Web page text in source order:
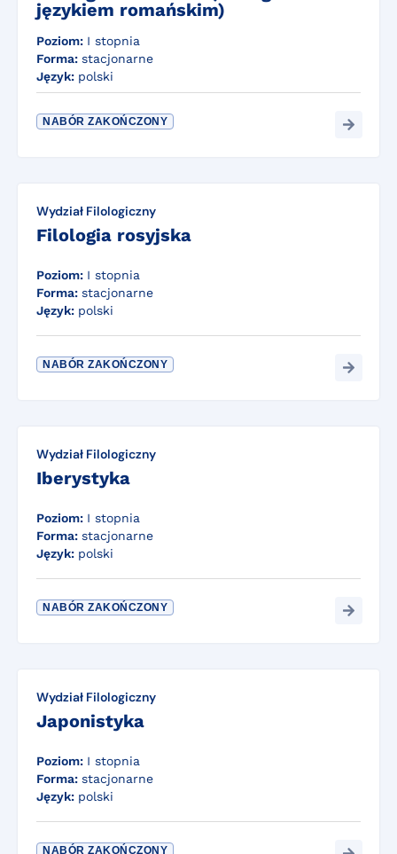
językiem romańskim)
Poziom: I stopnia
Forma: stacjonarne
Język: polski
NABÓR ZAKOŃCZONY
Wydział Filologiczny
Filologia rosyjska
Poziom: I stopnia
Forma: stacjonarne
Język: polski
NABÓR ZAKOŃCZONY
Wydział Filologiczny
Iberystyka
Poziom: I stopnia
Forma: stacjonarne
Język: polski
NABÓR ZAKOŃCZONY
Wydział Filologiczny
Japonistyka
Poziom: I stopnia
Forma: stacjonarne
Język: polski
NABÓR ZAKOŃCZONY